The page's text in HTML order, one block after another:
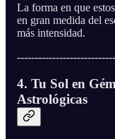
La forma en que
en gran medida del
más intensidad.
4. Tu Sol en
Astrológicas